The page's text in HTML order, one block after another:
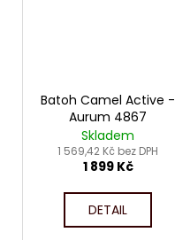
Batoh Camel Active -
Aurum 4867
Skladem
1 569,42 Kč bez DPH
1 899 Kč
DETAIL